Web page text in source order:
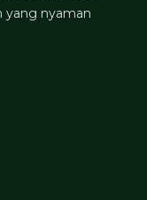
yang nyaman